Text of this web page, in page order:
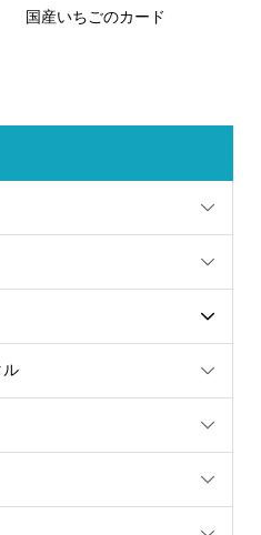
国産いちごのカード
ル